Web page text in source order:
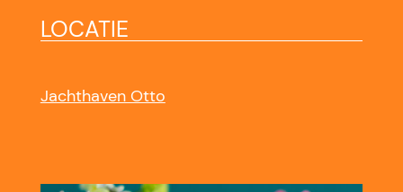
LOCATIE
Jachthaven Otto